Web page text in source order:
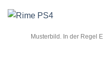
Musterbild. In der Regel